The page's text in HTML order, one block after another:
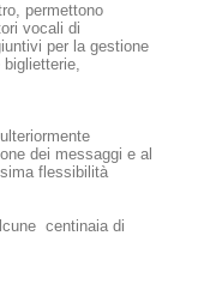
permettono
vocali di
per la gestione
dei messaggi e al
flessibilità
centinaia di